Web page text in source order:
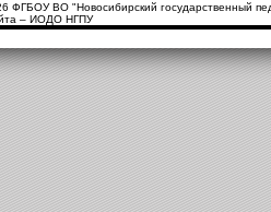
ФГБОУ ВО "Новосибирский государственный
– ИОДО НГПУ